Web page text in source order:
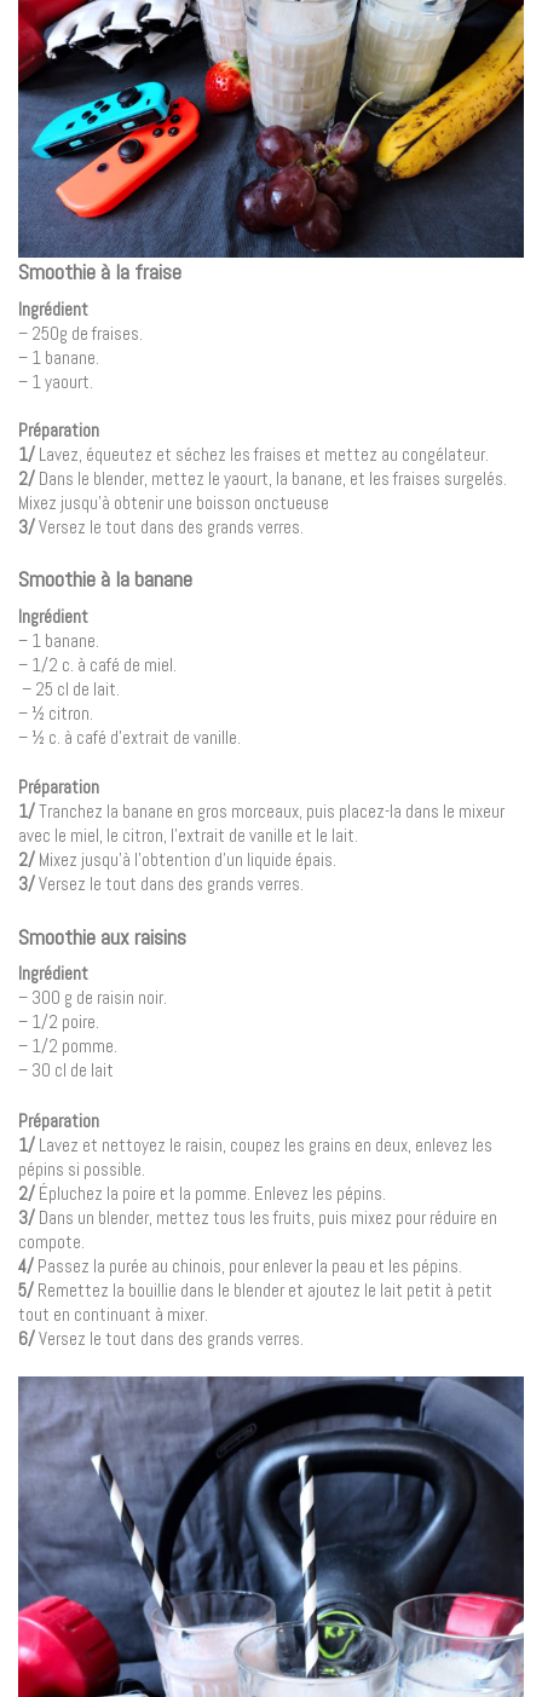
Smoothie à la fraise
Ingrédient
– 250g de fraises.
– 1 banane.
– 1 yaourt.
Préparation
1/ Lavez, équeutez et séchez les fraises et mettez au congélateur.
2/ Dans le blender, mettez le yaourt, la banane, et les fraises surgelés.
Mixez jusqu’à obtenir une boisson onctueuse
3/Versez le tout dans des grands verres.
Smoothie à la banane
Ingrédient
– 1 banane.
– 1/2 c. à café de miel.
– 25 cl de lait.
– ½ citron.
– ½ c. à café d’extrait de vanille.
Préparation
1/Tranchez la banane en gros morceaux, puis placez-la dans le mixeur
avec le miel, le citron, l’extrait de vanille et le lait.
2/ Mixez jusqu’à l’obtention d’un liquide épais.
3/Versez le tout dans des grands verres.
Smoothie aux raisins
Ingrédient
– 300 g de raisin noir.
– 1/2 poire.
– 1/2 pomme.
– 30 cl de lait
Préparation
1/ Lavez et nettoyez le raisin, coupez les grains en deux, enlevez les
pépins si possible.
2/ Épluchez la poire et la pomme. Enlevez les pépins.
3/ Dans un blender, mettez tous les fruits, puis mixez pour réduire en
compote.
4/ Passez la purée au chinois, pour enlever la peau et les pépins.
5/ Remettez la bouillie dans le blender et ajoutez le lait petit à petit
tout en continuant à mixer.
6/Versez le tout dans des grands verres.